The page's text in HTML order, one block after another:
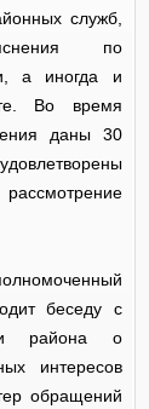
служб,
по
а иногда и
Во время
даны 30
беседу с
района о
интересов
обращений